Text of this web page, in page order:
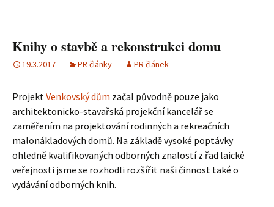
Knihy o stavbě a rekonstrukci domu
19.3.2017 PR články PR článek
ProjektVenkovský dům začal původně pouze jako
architektonicko-stavařská projekční kancelář se
zaměřením na projektování rodinných a rekreačních
malonákladových domů. Na základě vysoké poptávky
ohledně kvalifikovaných odborných znalostí z řad laické
veřejnosti jsme se rozhodli rozšířit naši činnost také o
vydávání odborných knih.